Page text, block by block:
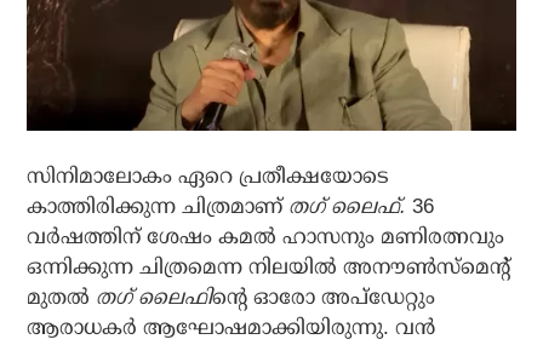
സിനിമാലോകം ഏറെ പ്രതീക്ഷയോടെ
കാത്തിരിക്കുന്ന ചിത്രമാണ് തഗ് ലൈഫ്. 36
വര്‍ഷത്തിന് ശേഷം കമല്‍ ഹാസനും മണിരത്നവും
ഒന്നിക്കുന്ന ചിത്രമെന്ന നിലയില്‍ അനൗണ്‍സ്മെന്റ്
മുതല്‍ തഗ് ലൈഫിന്റെ ഓരോ അപ്ഡേറ്റും
ആരാധകര്‍ ആഘോഷമാക്കിയിരുന്നു. വന്‍